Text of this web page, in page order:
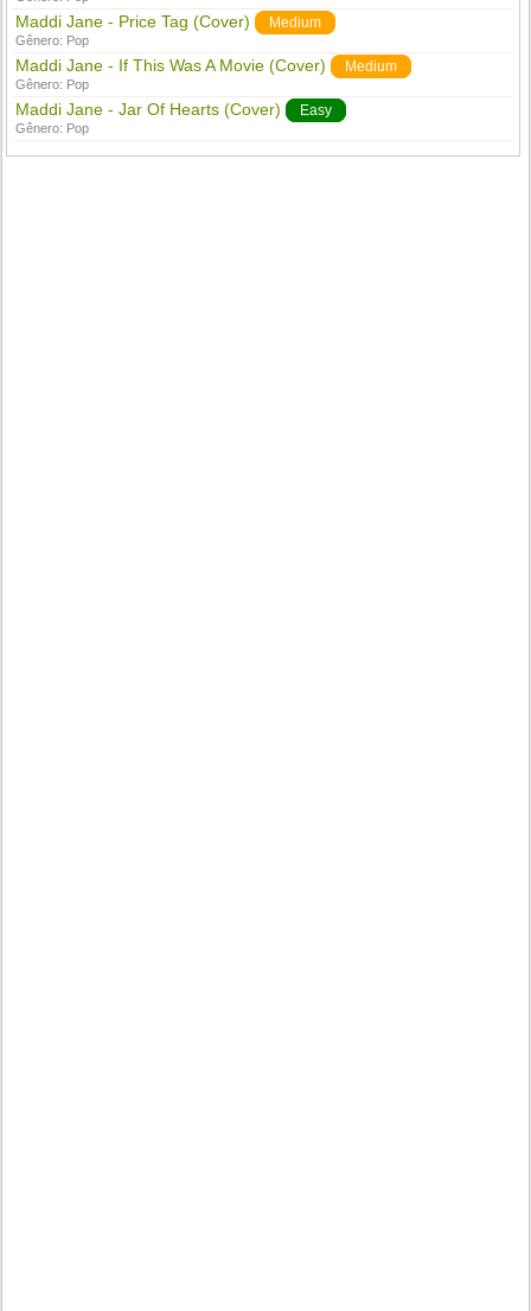
Maddi Jane - Price Tag (Cover) Medium
Gênero: Pop
Maddi Jane - If This Was A Movie (Cover) Medium
Gênero: Pop
Maddi Jane - Jar Of Hearts (Cover) Easy
Gênero: Pop